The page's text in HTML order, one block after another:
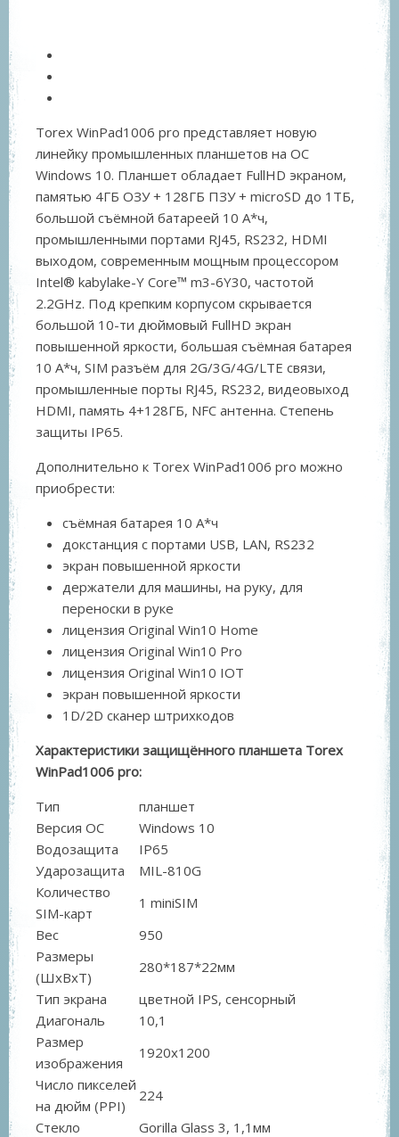
Torex WinPad1006 pro представляет новую
линейку промышленных планшетов на ОС
Windows 10. Планшет обладает FullHD экраном,
памятью 4ГБ ОЗУ + 128ГБ ПЗУ + microSD до 1ТБ,
большой съёмной батареей 10 А*ч,
промышленными портами RJ45, RS232, HDMI
выходом, современным мощным процессором
Intel® kabylake-Y Core™ m3-6Y30, частотой
2.2GHz. Под крепким корпусом скрывается
большой 10-ти дюймовый FullHD экран
повышенной яркости, большая съёмная батарея
10 А*ч, SIM разъём для 2G/3G/4G/LTE связи,
промышленные порты RJ45, RS232, видеовыход
HDMI, память 4+128ГБ, NFC антенна. Степень
защиты IP65.
Дополнительно к Torex WinPad1006 pro можно
приобрести:
съёмная батарея 10 А*ч
докстанция с портами USB, LAN, RS232
экран повышенной яркости
держатели для машины, на руку, для
переноски в руке
лицензия Original Win10 Home
лицензия Original Win10 Pro
лицензия Original Win10 IOT
экран повышенной яркости
1D/2D сканер штрихкодов
Характеристики защищённого планшета Torex
WinPad1006 pro:
Тип
планшет
Версия ОС
Windows 10
Водозащита
IP65
Ударозащита
MIL-810G
Количество
SIM-карт
1 miniSIM
Вес
950
Размеры
(ШxВxТ)
280*187*22мм
Тип экрана
цветной IPS, сенсорный
Диагональ
10,1
Размер
изображения
1920x1200
Число пикселей
на дюйм (PPI)
224
Стекло
Gorilla Glass 3, 1,1мм